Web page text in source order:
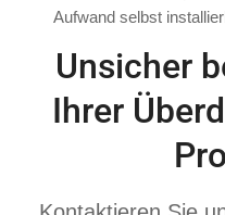
Aufwand selbst
Unsicher
Ihrer